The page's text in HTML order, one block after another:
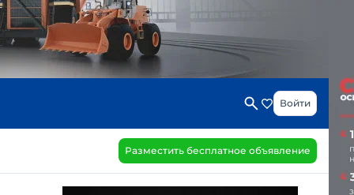
Войти
Разместить бесплатное объявление